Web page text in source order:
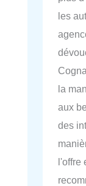
les
la
aux
des
l'offre